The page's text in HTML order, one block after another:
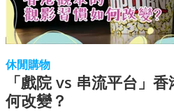
休閒購物
「戲院 vs 串流平台」
何改變？